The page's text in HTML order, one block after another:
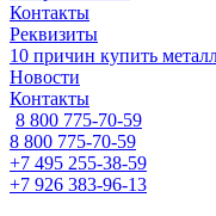
Контакты
Реквизиты
10 причин купить
Новости
Контакты
8 800 775-70-59
8 800 775-70-59
+7 495 255-38-59
+7 926 383-96-13